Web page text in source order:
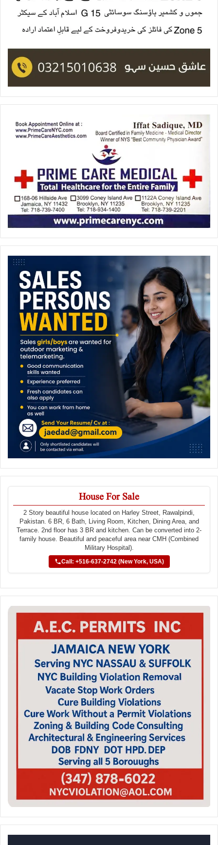
House For Sale
2 Story beautiful house located on Harley Street, Rawalpindi,
Pakistan. 6 BR, 6 Bath, Living Room, Kitchen, Dining Area, and
Terrace. 2nd floor has 3 BR and kitchen. Can be converted into 2-
family house. Beautiful and peaceful area near CMH (Combined
Military Hospital).
Call: +516-637-2742 (New York, USA)